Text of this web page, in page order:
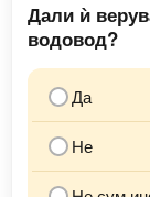
Дали ѝ
водовод?
Да
Не